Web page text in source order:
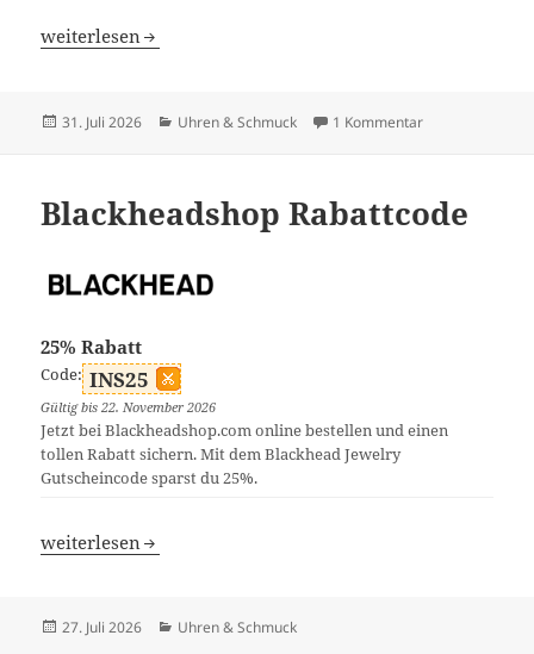
Gnoce Rabattcode
weiterlesen
Veröffentlicht
31. Juli 2026 Kategorien
Uhren & Schmuck 1 Kommentarzu Gnoce
Blackheadshop Rabattcode
25% Rabatt
Code: INS25
Gültig bis 22. November 2026
Jetzt bei Blackheadshop.com online bestellen und einen
tollen Rabatt sichern. Mit dem Blackhead Jewelry
Gutscheincode sparst du 25%.
Blackheadshop Rabattcode
weiterlesen
Veröffentlicht
27. Juli 2026 Kategorien
Uhren & Schmuck